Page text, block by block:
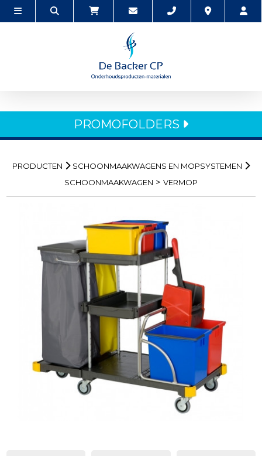
PROMOFOLDERS
PRODUCTEN
SCHOONMAAKWAGENS EN MOPSYSTEMEN
SCHOONMAAKWAGEN > VERMOP